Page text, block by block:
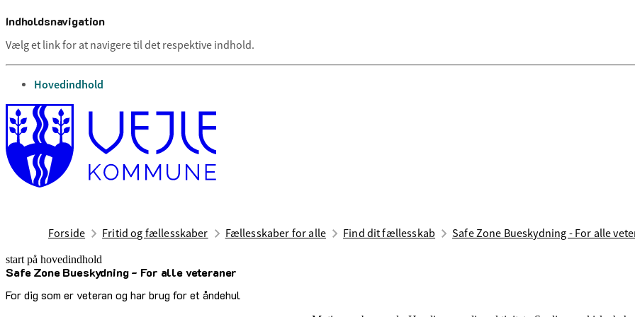
Indholdsnavigation
Vælg et link for at navigere til det respektive indhold.
gå til
Hovedindhold
Forside Fritid og fællesskaber Fællesskaber for alle Find dit fællesskab Safe Zone Bueskydning - For alle
start på hovedindhold
Safe Zone Bueskydning - For alle veteraner
For dig som er veteran og har brug for et åndehul
senest opdateret 12. maj 2026